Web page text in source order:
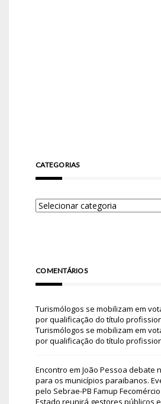
CATEGORIAS
COMENTÁRIOS
Turismólogos se mobilizam em
por qualificação do título
Turismólogos se mobilizam em
por qualificação do título
Encontro em João Pessoa debate
para os municípios paraibanos.
pelo Sebrae-PB Famup
Estado reunirá gestores públicos